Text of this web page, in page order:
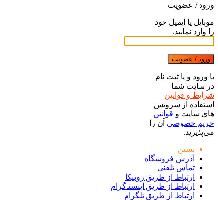
ورود / عضویت
موبایل یا ایمیل خود
را وارد نمایید.
ورود / عضویت
با ورود و یا ثبت نام
در سایت شما
شرایط و قوانین
استفاده از سرویس
های سایت و قوانین
حریم خصوصی آن را
می‌پذیرید.
بستن
آدرس فروشگاه
تماس تلفنی
ارتباط از طریق روبیکا
ارتباط از طریق اینستاگرام
ارتباط از طریق تلگرام